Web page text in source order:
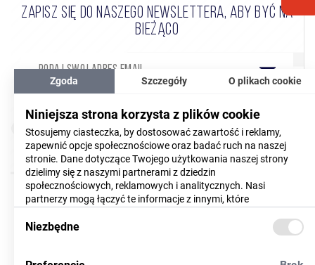
ZAPISZ SIĘ DO NASZEGO NEWSLETTERA, ABY BYĆ NA
BIEŻĄCO
Wyrażam zgodę na przetwarzanie moich danych
osobowych
(CZYTAJ WIĘCEJ)
Akceptujęregulaminnewslettera
Zgoda Szczegóły O plikach cookie
Niniejsza strona korzysta z plików cookie
Stosujemy ciasteczka, by dostosować zawartość i reklamy,
zapewnić opcje społecznościowe oraz badać ruch na naszej
stronie. Dane dotyczące Twojego użytkowania naszej strony
dzielimy się z naszymi partnerami z dziedzin
społecznościowych, reklamowych i analitycznych. Nasi
partnerzy mogą łączyć te informacje z innymi, które
usług. Więcej informacji znajdziesz
Niezbędne